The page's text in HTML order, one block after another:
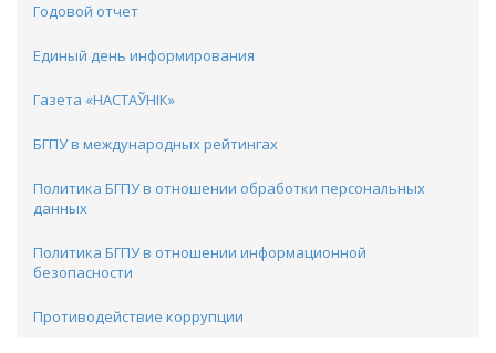
Годовой отчет
Единый день информирования
Газета «НАСТАЎНІК»
БГПУ в международных рейтингах
Политика БГПУ в отношении обработки персональных
данных
Политика БГПУ в отношении информационной
безопасности
Противодействие коррупции